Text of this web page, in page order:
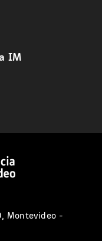
IM
Montevideo -